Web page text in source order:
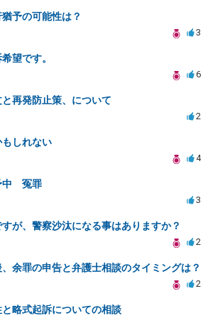
予の可能性は？
3
望です。
6
再発防止策、について
2
もしれない
4
中 冤罪
3
が、警察沙汰になる事はありますか？
2
余罪の申告と弁護士相談のタイミングは？
2
略式起訴についての相談